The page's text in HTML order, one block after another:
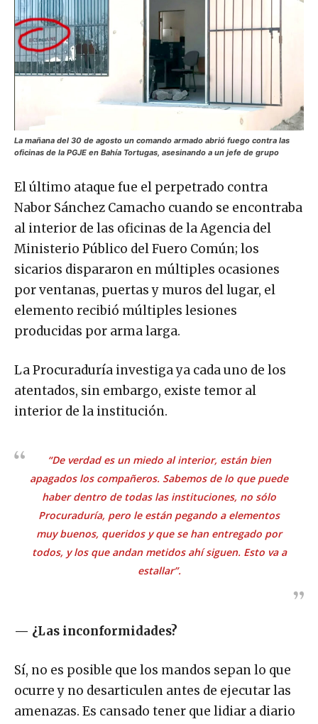
La mañana del 30 de agosto un comando armado abrió fuego contra las
oficinas de la PGJE en Bahía Tortugas, asesinando a un jefe de grupo
El último ataque fue el perpetrado contra
Nabor Sánchez Camacho cuando se encontraba
al interior de las oficinas de la Agencia del
Ministerio Público del Fuero Común; los
sicarios dispararon en múltiples ocasiones
por ventanas, puertas y muros del lugar, el
elemento recibió múltiples lesiones
producidas por arma larga.
La Procuraduría investiga ya cada uno de los
atentados, sin embargo, existe temor al
interior de la institución.
“De verdad es un miedo al interior, están bien
apagados los compañeros. Sabemos de lo que puede
haber dentro de todas las instituciones, no sólo
Procuraduría, pero le están pegando a elementos
muy buenos, queridos y que se han entregado por
todos, y los que andan metidos ahí siguen. Esto va a
estallar”.
— ¿Las inconformidades?
Sí, no es posible que los mandos sepan lo que
ocurre y no desarticulen antes de ejecutar las
amenazas. Es cansado tener que lidiar a diario